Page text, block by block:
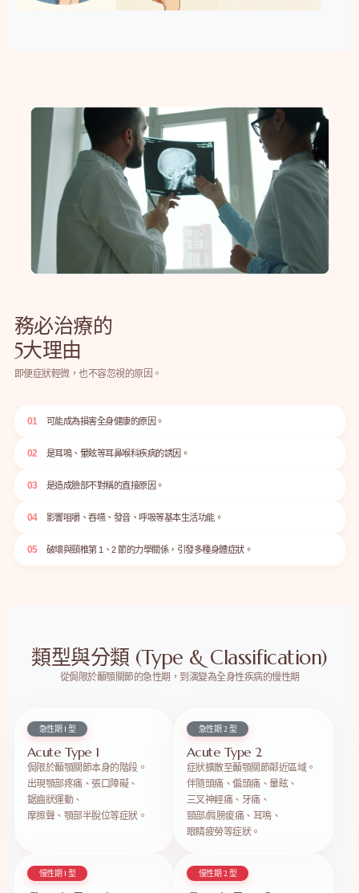
務必治療的
5大理由
即便症狀輕微，也不容忽視的原因。
01 可能成為損害全身健康的原因。
02 是耳鳴、暈眩等耳鼻喉科疾病的誘因。
03 是造成臉部不對稱的直接原因。
04 影響咀嚼、吞嚥、發音、呼吸等基本生活功能。
05 破壞與頸椎第 1、2 節的力學關係，引發多種身體症狀。
類型與分類 (Type & Classification)
從侷限於顳顎關節的急性期，到演變為全身性疾病的慢性期
急性期 1 型
Acute Type 1
侷限於顳顎關節本身的階段。
出現顎部疼痛、張口障礙、
鋸齒狀運動、
摩擦聲、顎部半脫位等症狀。
急性期 2 型
Acute Type 2
症狀擴散至顳顎關節鄰近區域。
伴隨頭痛、偏頭痛、暈眩、
三叉神經痛、牙痛、
頸部/肩膀痠痛、耳鳴、
眼睛疲勞等症狀。
慢性期 1 型 慢性期 2 型